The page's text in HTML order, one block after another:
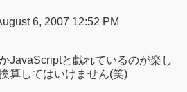
6, 2007 12:52 PM
JavaScriptと戯れているのが楽し
算してはいけません(笑)